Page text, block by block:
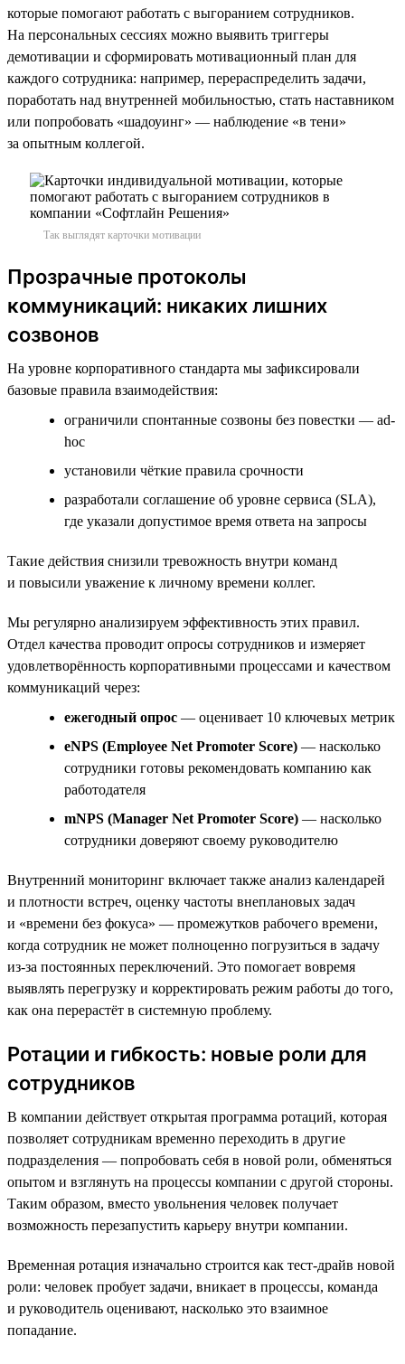
которые помогают работать с выгоранием сотрудников.
На персональных сессиях можно выявить триггеры
демотивации и сформировать мотивационный план для
каждого сотрудника: например, перераспределить задачи,
поработать над внутренней мобильностью, стать наставником
или попробовать «шадоуинг» — наблюдение «в тени»
за опытным коллегой.
Так выглядят карточки мотивации
Прозрачные протоколы
коммуникаций: никаких лишних
созвонов
На уровне корпоративного стандарта мы зафиксировали
базовые правила взаимодействия:
ограничили спонтанные созвоны без повестки — ad-
hoc
установили чёткие правила срочности
разработали соглашение об уровне сервиса (SLA),
где указали допустимое время ответа на запросы
Такие действия снизили тревожность внутри команд
и повысили уважение к личному времени коллег.
Мы регулярно анализируем эффективность этих правил.
Отдел качества проводит опросы сотрудников и измеряет
удовлетворённость корпоративными процессами и качеством
коммуникаций через:
ежегодный опрос — оценивает 10 ключевых метрик
eNPS (Employee Net Promoter Score) — насколько
сотрудники готовы рекомендовать компанию как
работодателя
mNPS (Manager Net Promoter Score) — насколько
сотрудники доверяют своему руководителю
Внутренний мониторинг включает также анализ календарей
и плотности встреч, оценку частоты внеплановых задач
и «времени без фокуса» — промежутков рабочего времени,
когда сотрудник не может полноценно погрузиться в задачу
из-за постоянных переключений. Это помогает вовремя
выявлять перегрузку и корректировать режим работы до того,
как она перерастёт в системную проблему.
Ротации и гибкость: новые роли для
сотрудников
В компании действует открытая программа ротаций, которая
позволяет сотрудникам временно переходить в другие
подразделения — попробовать себя в новой роли, обменяться
опытом и взглянуть на процессы компании с другой стороны.
Таким образом, вместо увольнения человек получает
возможность перезапустить карьеру внутри компании.
Временная ротация изначально строится как тест-драйв новой
роли: человек пробует задачи, вникает в процессы, команда
и руководитель оценивают, насколько это взаимное
попадание.